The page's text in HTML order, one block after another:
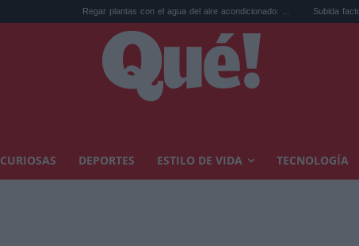
Regar plantas con el agua del aire acondicionado: ... Subida factura luz por el
CURIOSAS DEPORTES ESTILO DE VIDA TECNOLOGÍA